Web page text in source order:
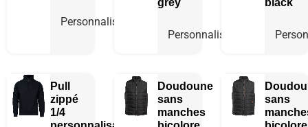
Personnaliser
grey
Personnaliser
black
Pull
zippé
1/4
Doudoune
sans
manches
sans